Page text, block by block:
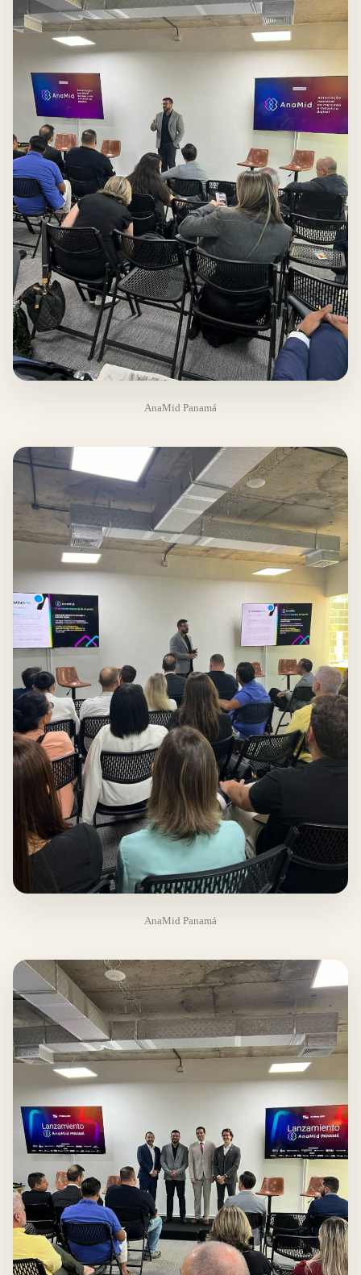
AnaMid Panamá
AnaMid Panamá